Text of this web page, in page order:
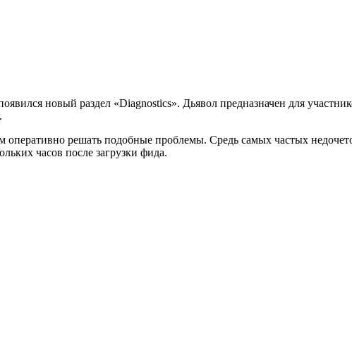
новый раздел «Diagnostics». Дьявол предназначен для
решать подобные проблемы. Средь самых частых
часов после загрузки фида.